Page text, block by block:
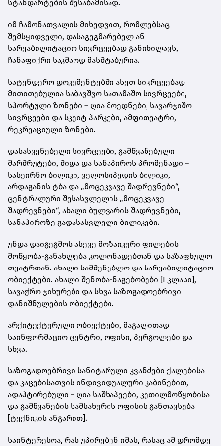
სტანდარტების შესაბამისად.
იმ ჩამონათვალის მიხედვით, რომლებსაც
შემსყიდველი, დასაგეგმარებელ ან
სარეაბილიტაციო სივრცეებად განიხილავს,
ჩანაფიქრი საკმაოდ მასშტაბურია.
სატენდერო დოკუმენტებში ასეთ სივრცეებად
მითითებულია საბავშვო სათამაშო სივრცეები,
სპორტული ზონები – ღია მოედნები, სავარჯიშო
სივრცეები და სკეიტ პარკები, ამფითეატრი,
რეკრეაციული ზონები.
დასასვენებელი სივრცეები, გამწვანებული
მარშრუტები, შიდა და სანაპიროს პრომენადი –
სასეირნო ბილიკი, ველოსიპედის ბილიკი,
არდაგანის ტბა და „მოცეკვავე შადრევნები“,
ცენტრალური შესასვლელის „მოცეკვავე
შადრევნები“, ახალი ბულვარის შადრევნები,
სანაპიროზე გადასასვლელი ბილიკები.
უნდა დაიგეგმოს ასევე მოზაიკური ფილების
მოწყობა-განახლება კოლონადებთან და საზაფხულო
თეატრთან. ახალი სამშენებლო და სარეაბილიტაციო
ობიექტები. ახალი შენობა-ნაგებობები [I კლასი],
სავაჭრო ჯიხურები და სხვა საზოგადოებრივი
დანიშნულების ობიექტები.
არქიტექტურული ობიექტები, მაგალითად
საინფორმაციო ცენტრი, ოფისი, პერგოლები და
სხვა.
საზოგადოებრივი სანიტარული კვანძები ქალებისა
და კაცებისათვის ინდივიდუალური კაბინებით,
ადაპტირებული – ღია საშხაპეები, კეთილმოწყობისა
და გამწვანების სამსახურის ოფისის განთავსება
[ტექნიკის ანგარით].
საინტერესოა, რას უპირებენ იმას, რასაც ამ დრომდე